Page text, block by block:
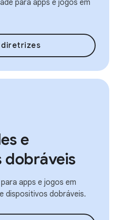
para apps e jogos em
diretrizes
e
dobráveis
apps e jogos em
dispositivos dobráveis.